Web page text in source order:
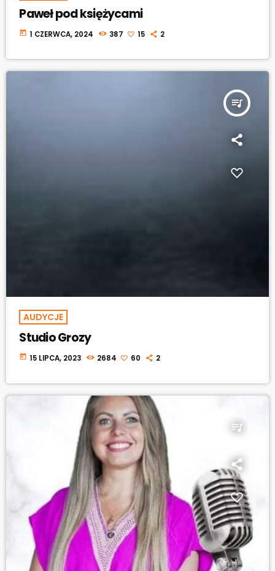
Paweł pod księżycami
today 1 CZERWCA, 2024 387 15 2
queue_music
AUDYCJE
Studio Grozy
today 15 LIPCA, 2023 2684 60 2
queue_music